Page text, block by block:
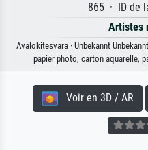
865 · ID de
Artistes
Avalokitesvara · Unbekannt
papier photo, carton aquarelle,
Voir en 3D / AR